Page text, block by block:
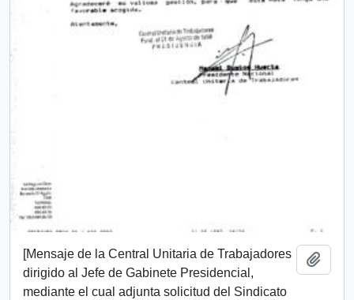
[Mensaje de la Central Unitaria de Trabajadores
dirigido al Jefe de Gabinete Presidencial,
mediante el cual adjunta solicitud del Sindicato